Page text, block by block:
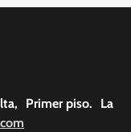
Primer piso. La